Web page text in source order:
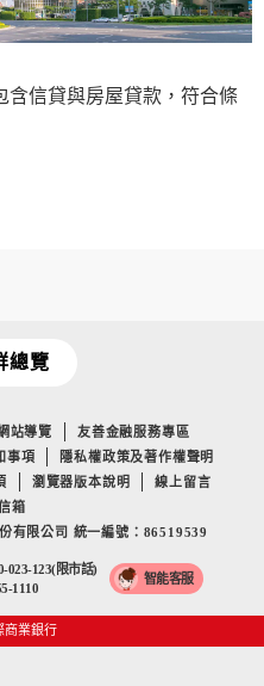
含信貸與房屋貸款，符合條
總覽
站導覽
友善金融服務專區
事項
隱私權政策及著作權聲明
瀏覽器版本說明
線上留言
箱
有限公司 統一編號：86519539
023-123(限市話)
1110
智能客服
商業銀行